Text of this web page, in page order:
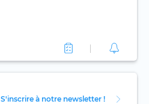
S'inscrire à notre newsletter !